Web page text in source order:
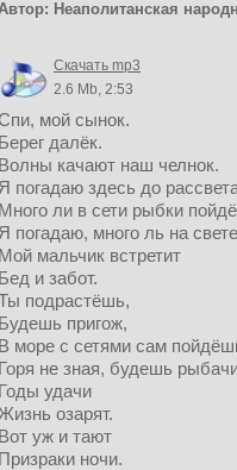
Неаполитанская
Скачать mp3
2.6 Mb, 2:53
мой сынок.
Берег далёк.
Волны качают наш челнок.
Я погадаю здесь до
Много ли в сети рыбки
Я погадаю, много ль на свете
Мой мальчик встретит
Бед и забот.
подрастёшь,
Будешь пригож,
В море с сетями сам
Горя не зная, будешь
Годы удачи
Жизнь озарят.
Вот уж и тают
Призраки ночи.